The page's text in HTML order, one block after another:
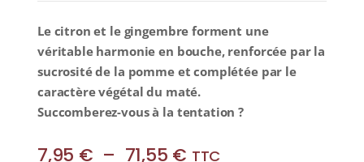
Le citron et le gingembre forment une
véritable harmonie en bouche, renforcée par la
sucrosité de la pomme et complétée par le
caractère végétal du maté.
Succomberez-vous à la tentation ?
7,95 € – 71,55 € Plage
TTC